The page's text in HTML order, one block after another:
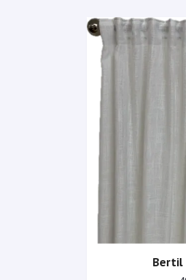
Bertil